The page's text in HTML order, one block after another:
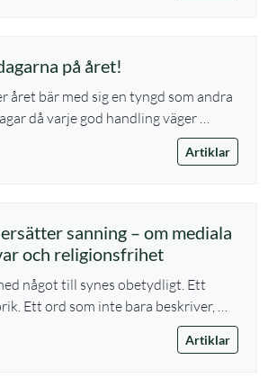
på året!
året bär med sig en tyngd som andra
då varje god handling väger …
Artiklar
sanning – om mediala
och religionsfrihet
något till synes obetydligt. Ett
Ett ord som inte bara beskriver, …
Artiklar